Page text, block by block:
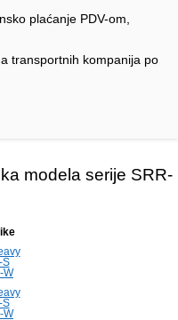
plaćanje PDV-om,
transportnih kompanija po
modela serije SRR-
S
W
S
W